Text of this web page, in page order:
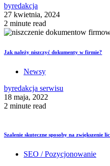
byredakcja
27 kwietnia, 2024
2 minute read
Jak należy niszczyć dokumenty w firmie?
Newsy
byredakcja serwisu
18 maja, 2022
2 minute read
Szalenie skuteczne sposoby na zwiększenie
SEO / Pozycjonowanie